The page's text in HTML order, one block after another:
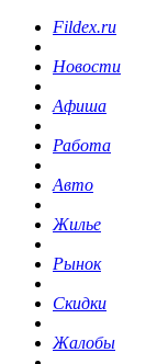
Fildex.ru
Новости
Афиша
Работа
Авто
Жилье
Рынок
Скидки
Жалобы